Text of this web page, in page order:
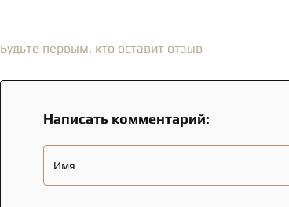
Будьте первым, кто оставит отзыв
Написать комментарий:
Имя